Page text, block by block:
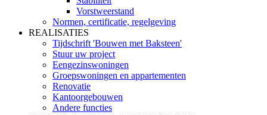
Vorstweerstand
Normen, certificatie, regelgeving
REALISATIES
Tijdschrift 'Bouwen met Baksteen'
Stuur uw project
Eengezinswoningen
Groepswoningen en appartementen
Renovatie
Kantoorgebouwen
Andere functies